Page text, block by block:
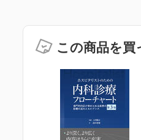
この商品を買